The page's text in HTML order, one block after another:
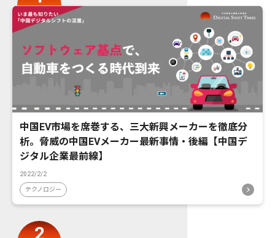
中国EV市場を席巻する、三大新興メーカーを徹底分
析。脅威の中国EVメーカー最新事情・後編【中国デ
ジタル企業最前線】
2022/2/2
テクノロジー